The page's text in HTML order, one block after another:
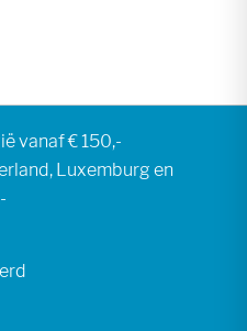
vanaf € 150,-
Luxemburg en